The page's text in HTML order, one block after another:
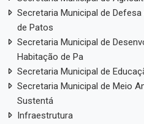
Secretaria Municipal de
de Patos
Secretaria Municipal de
Habitação de Pa
Secretaria Municipal de
Secretaria Municipal de Meio
Sustentá
Infraestrutura